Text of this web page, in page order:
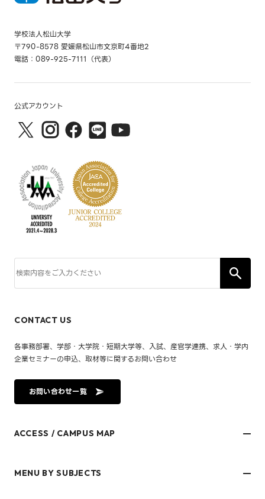
学校法人松山大学
〒790-8578 愛媛県松山市文京町4番地2
電話：089-925-7111（代表）
公式アカウント
CONTACT US
各事務部署、学部・大学院・短期大学等、入試、産官学連携、求人・学内
企業セミナーの申込、取材等に関するお問い合わせ
お問い合わせ一覧
ACCESS / CAMPUS MAP
御幸キャンパス(運動施設)
MENU BY SUBJECTS